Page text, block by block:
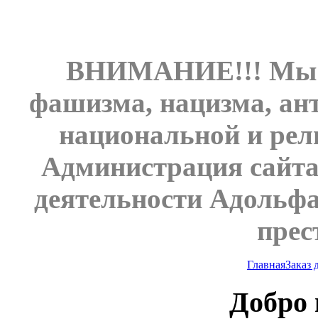
ВНИМАНИЕ!!! Мы
фашизма, нацизма,
национальной и
Администрация
деятельности
ГлавнаяЗаказ
Добро